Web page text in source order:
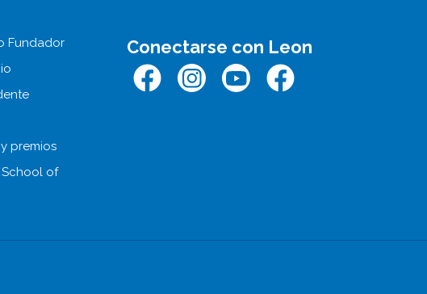
Fundador
premios
School of
Conectarse con Leon
FacebookInstagramYoutube Facebook